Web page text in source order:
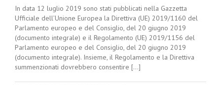
In data 12 luglio 2019 sono stati pubblicati nella Gazzetta
Ufficiale dell’Unione Europea la Direttiva (UE) 2019/1160 del
Parlamento europeo e del Consiglio, del 20 giugno 2019
(documento integrale) e il Regolamento (UE) 2019/1156 del
Parlamento europeo e del Consiglio, del 20 giugno 2019
(documento integrale). Insieme, il Regolamento e la Direttiva
summenzionati dovrebbero consentire [...]